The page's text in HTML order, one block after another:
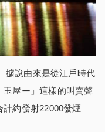
據說由來是從江戶時代
屋ー」這樣的叫賣聲
約發射22000發煙